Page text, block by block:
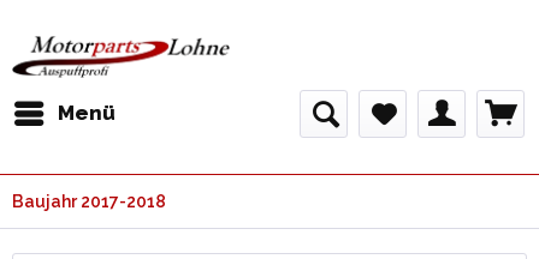
Menü
Baujahr 2017-2018